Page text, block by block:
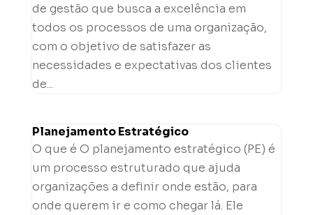
de gestão que busca a excelência em
todos os processos de uma organização,
com o objetivo de satisfazer as
necessidades e expectativas dos clientes
de...
Planejamento Estratégico
O que é O planejamento estratégico (PE) é
um processo estruturado que ajuda
organizações a definir onde estão, para
onde querem ir e como chegar lá. Ele